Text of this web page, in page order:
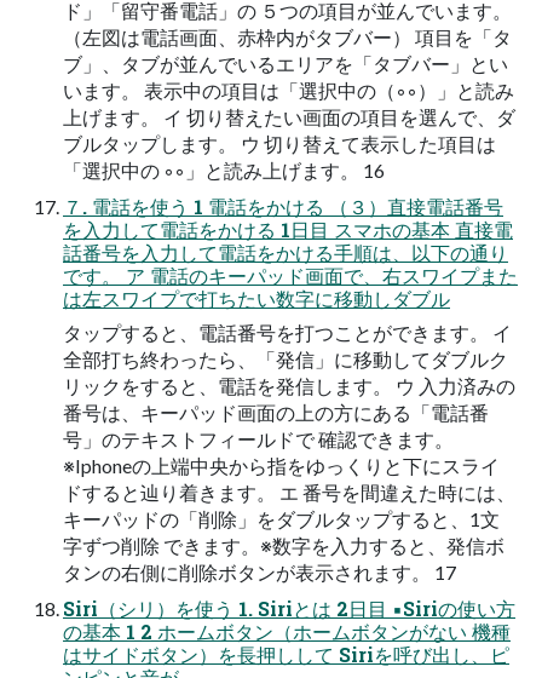
ド」「留守番電話」の ５つの項目が並んでいます。
（左図は電話画面、赤枠内がタブバー） 項目を「タ
ブ」、タブが並んでいるエリアを「タブバー」とい
います。 表示中の項目は「選択中の（◦◦）」と読み
上げます。 イ 切り替えたい画面の項目を選んで、ダ
ブルタップします。 ウ 切り替えて表示した項目は
「選択中の ◦◦」と読み上げます。 16
７. 電話を使う 1 電話をかける （３）直接電話番号
を入力して電話をかける 1日目 スマホの基本 直接電
話番号を入力して電話をかける手順は、以下の通り
です。 ア 電話のキーパッド画面で、右スワイプまた
は左スワイプで打ちたい数字に移動しダブル
タップすると、電話番号を打つことができます。 イ
全部打ち終わったら、「発信」に移動してダブルク
リックをすると、電話を発信します。 ウ 入力済みの
番号は、キーパッド画面の上の方にある「電話番
号」のテキストフィールドで 確認できます。
※Iphoneの上端中央から指をゆっくりと下にスライ
ドすると辿り着きます。 エ 番号を間違えた時には、
キーパッドの「削除」をダブルタップすると、1文
字ずつ削除 できます。※数字を入力すると、発信ボ
タンの右側に削除ボタンが表示されます。 17
Siri（シリ）を使う 1. Siriとは 2日目 ▪Siriの使い方
の基本 1 2 ホームボタン（ホームボタンがない 機種
はサイドボタン）を長押しして Siriを呼び出し、ピ